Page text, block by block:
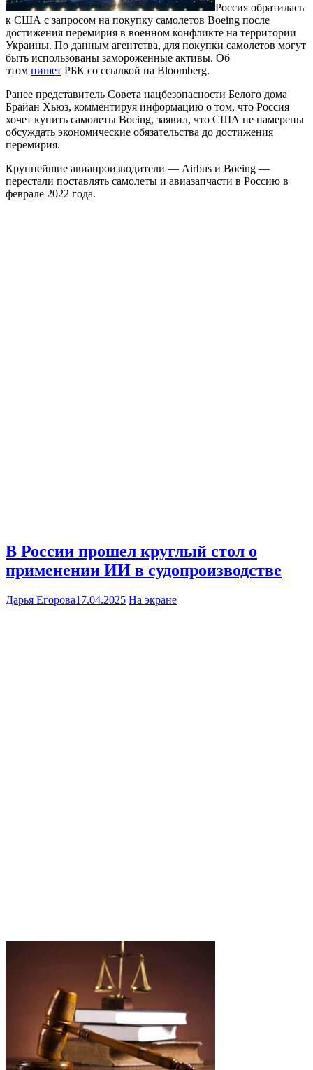
Россия обратилась
к США с запросом на покупку самолетов Boeing после
достижения перемирия в военном конфликте на территории
Украины. По данным агентства, для покупки самолетов могут
быть использованы замороженные активы. Об
этом пишет РБК со ссылкой на Bloomberg.
Ранее представитель Совета нацбезопасности Белого дома
Брайан Хьюз, комментируя информацию о том, что Россия
хочет купить самолеты Boeing, заявил, что США не намерены
обсуждать экономические обязательства до достижения
перемирия.
Крупнейшие авиапроизводители — Airbus и Boeing —
перестали поставлять самолеты и авиазапчасти в Россию в
феврале 2022 года.
В России прошел круглый стол о
применении ИИ в судопроизводстве
Дарья Егорова17.04.2025 На экране